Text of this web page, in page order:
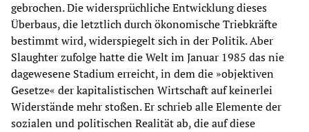
gebrochen. Die widersprüchliche Entwicklung dieses
Überbaus, die letztlich durch ökonomische Triebkräfte
bestimmt wird, widerspiegelt sich in der Politik. Aber
Slaughter zufolge hatte die Welt im Januar 1985 das nie
dagewesene Stadium erreicht, in dem die »objektiven
Gesetze« der kapitalistischen Wirtschaft auf keinerlei
Widerstände mehr stoßen. Er schrieb alle Elemente der
sozialen und politischen Realität ab, die auf diese